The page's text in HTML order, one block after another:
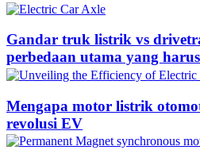
Gandar truk listrik vs
perbedaan utama yang
Mengapa motor listrik
revolusi EV